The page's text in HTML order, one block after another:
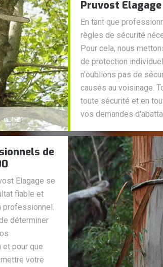
Pruvost Elagage
En tant que
règles de sécurité
Pour cela, nous
de protection
n'oublions pas de
causés au voisinage.
toute sécurité et en
vos demandes
de
Elagage se
fiable et
professionnel.
déterminer
pour que
votre